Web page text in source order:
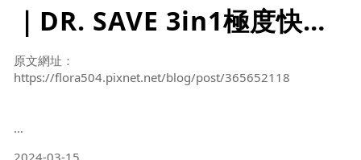
【露營旅行換季必備】【摩肯】DR. SAVE 3in1極度快抽充抽
機 九件組
出國旅遊收拾行李、露營戶外活動、換季居家收納時，不可或
｜DR. SAVE 3in1極度快抽
充氣機9件組，迷你充抽氣
氣、緊急電源，通通都能
原文網址：
https://flora504.pixnet.net/blog/post/365652118
2024-03-15